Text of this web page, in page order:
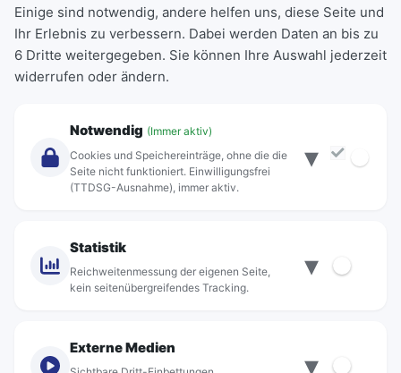
Deutschlandticket
Schülerkarte
Einzeltickets
Abonnements
Über Rebus
Standorte
Einige sind notwendig, andere helfen uns, diese Seite und
Ihr Erlebnis zu verbessern. Dabei werden Daten an bis zu
6 Dritte weitergegeben. Sie können Ihre Auswahl jederzeit
widerrufen oder ändern.
Notwendig (Immer aktiv)
Cookies und Speichereinträge, ohne die die
Seite nicht funktioniert. Einwilligungsfrei
(TTDSG-Ausnahme), immer aktiv.
▾
Statistik
Reichweitenmessung der eigenen Seite,
kein seitenübergreifendes Tracking.
▾
Externe Medien
▾